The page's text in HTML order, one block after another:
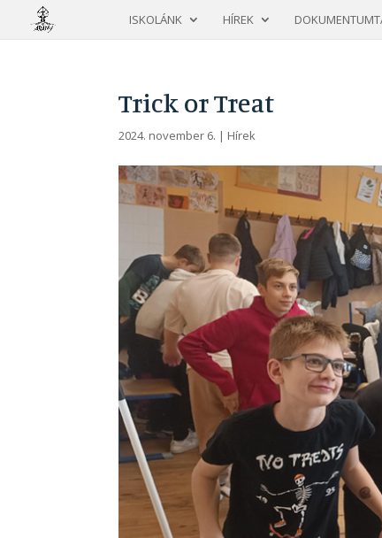
ISKOLÁNK HÍREK
Trick or Treat
2024. november 6. | Hírek